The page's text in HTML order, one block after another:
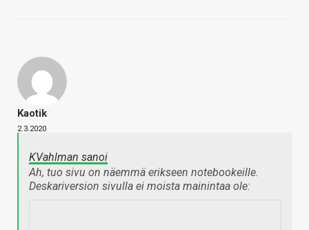
Kaotik
2.3.2020
KVahlman sanoi
Ah, tuo sivu on näemmä erikseen notebookeille.
Deskariversion sivulla ei moista mainintaa ole: